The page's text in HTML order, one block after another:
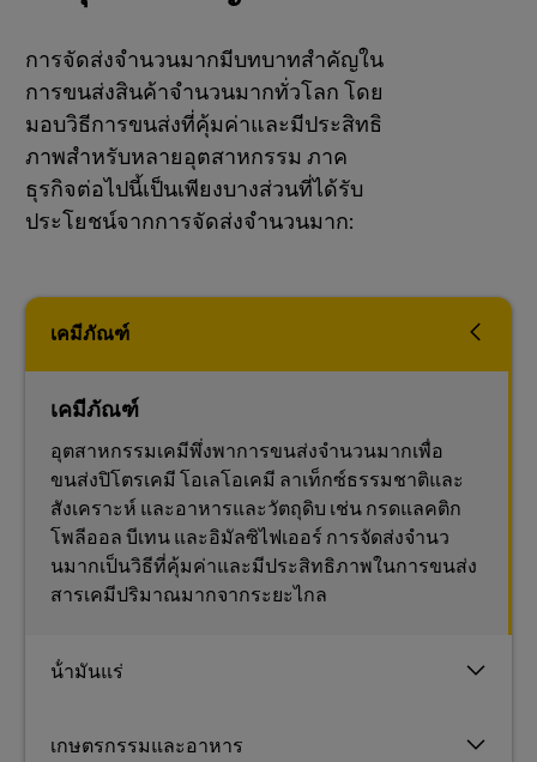
การจัดส่งจํานวนมากมีบทบาทสําคัญใน
การขนส่งสินค้าจํานวนมากทั่วโลก โดย
มอบวิธีการขนส่งที่คุ้มค่าและมีประสิทธิ
ภาพสําหรับหลายอุตสาหกรรม ภาค
ธุรกิจต่อไปนี้เป็นเพียงบางส่วนที่ได้รับ
ประโยชน์จากการจัดส่งจํานวนมาก:
เคมีภัณฑ์
น้ํามันแร่
เกษตรกรรมและอาหาร
เคมีภัณฑ์
อุตสาหกรรมเคมีพึ่งพาการขนส่งจํานวนมากเพื่อ
ขนส่งปิโตรเคมี โอเลโอเคมี ลาเท็กซ์ธรรมชาติและ
สังเคราะห์ และอาหารและวัตถุดิบ เช่น กรดแลคติก
โพลีออล บีเทน และอิมัลซิไฟเออร์ การจัดส่งจํานว
นมากเป็นวิธีที่คุ้มค่าและมีประสิทธิภาพในการขนส่ง
สารเคมีปริมาณมากจากระยะไกล